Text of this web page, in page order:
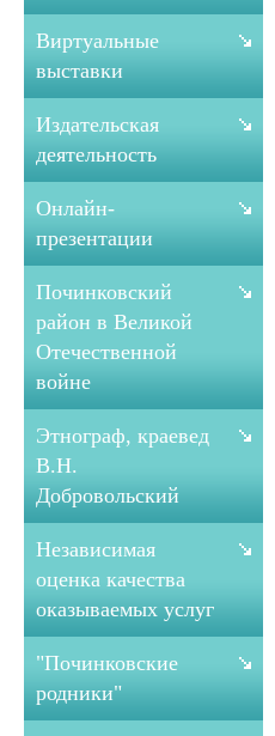
Виртуальные
выставки
Издательская
деятельность
Онлайн-
презентации
Починковский
район в Великой
Отечественной
войне
Этнограф, краевед
В.Н.
Добровольский
Независимая
оценка качества
оказываемых услуг
"Починковские
родники"